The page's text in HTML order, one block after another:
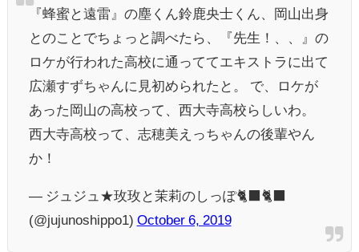
『蜂蜜と遠雷』の塵くん鈴鹿央士くん、岡山出身
とのことでちょっと調べたら、『先生！、、』の
ロケが行われた高校に通っててエキストラに出て
広瀬すずちゃんに見初められたと。 で、ロケが
あった岡山の高校って、西大寺高校らしいわ。
西大寺高校って、志穂美えっちゃんの後輩やん
か！
— ジュジュ★玫玫と茉莉のしっぽ🐈‍⬛🐈‍⬛
(@jujunoshippo1) October 6, 2019